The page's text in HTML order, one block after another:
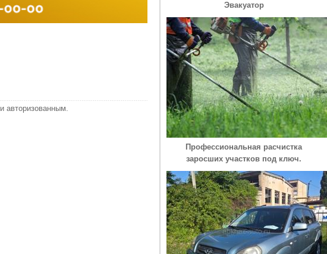
и авторизованным.
Эвакуатор
Профессиональная расчистка
заросших участков под ключ.